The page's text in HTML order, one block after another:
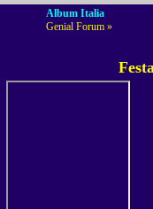
Album Italia
Genial Forum »